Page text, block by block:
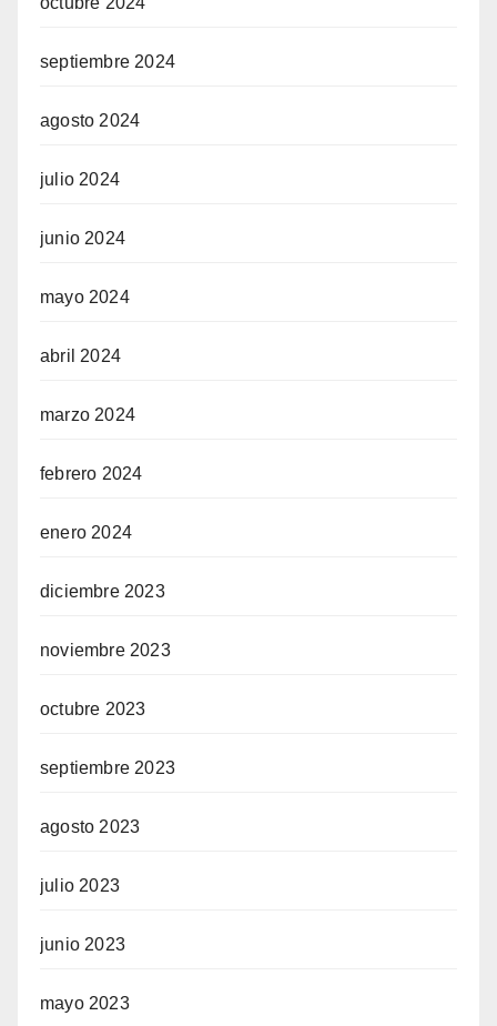
septiembre 2024
agosto 2024
julio 2024
junio 2024
mayo 2024
abril 2024
marzo 2024
febrero 2024
enero 2024
diciembre 2023
noviembre 2023
octubre 2023
septiembre 2023
agosto 2023
julio 2023
junio 2023
mayo 2023